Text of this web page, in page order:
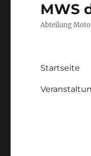
MWS
Abteilung
Startseite